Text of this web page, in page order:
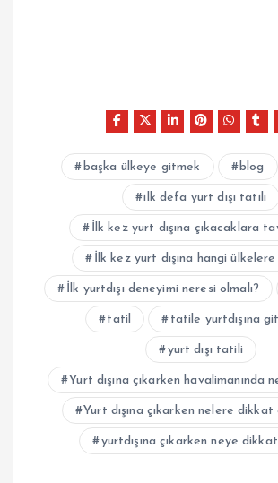
başka ülkeye gitmek blog
ilk defa yurt dışı tatili
İlk kez yurt dışına çıkacaklara
İlk kez yurt dışına hangi
İlk yurtdışı deneyimi neresi olmalı?
tatil tatile yurtdışına
yurt dışı tatili
Yurt dışına çıkarken havalimanında
Yurt dışına çıkarken nelere dikkat
yurtdışına çıkarken neye